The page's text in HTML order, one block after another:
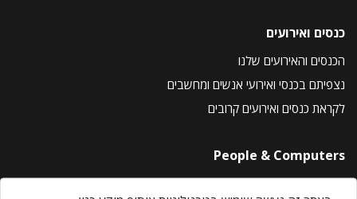
כנסים ואירועים
הכנסים והאירועים שלנו
נצפיתם בכנסי ואירועי אנשים ומחשבים
לקראת כנסים ואירועים קרובים
People & Computers
About Us